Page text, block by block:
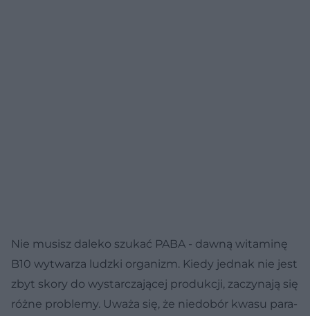
Nie musisz daleko szukać PABA - dawną witaminę
B10 wytwarza ludzki organizm. Kiedy jednak nie jest
zbyt skory do wystarczającej produkcji, zaczynają się
różne problemy. Uważa się, że niedobór kwasu para-